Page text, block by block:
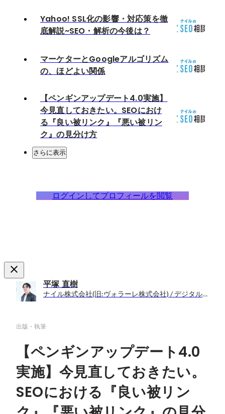
Yahoo! SSL化の影響・対応策を徹
底解説~SEO・解析の今後は？
マーケターとGoogleアルゴリズム
の、ほどよい関係
【ペンギンアップデート4.0実施】
今見直しておきたい。SEOにおけ
る『良い被リンク』『悪い被リン
ク』の見分け方
さらに表示
ログインしてプロフィールを閲覧
平塚 直樹
ナイル株式会社(旧:ヴォラーレ株式会社) / デジタルマーケティング事業部 コンサルタント / マネージャー
出版・執筆
【ペンギンアップデート4.0
実施】今見直しておきたい。
SEOにおける『良い被リン